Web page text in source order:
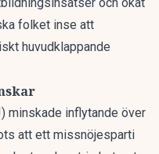
folket inse att
huvudklappande
minskade inflytande över
att ett missnöjesparti